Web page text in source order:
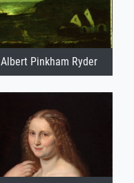
Albert Pinkham Ryder